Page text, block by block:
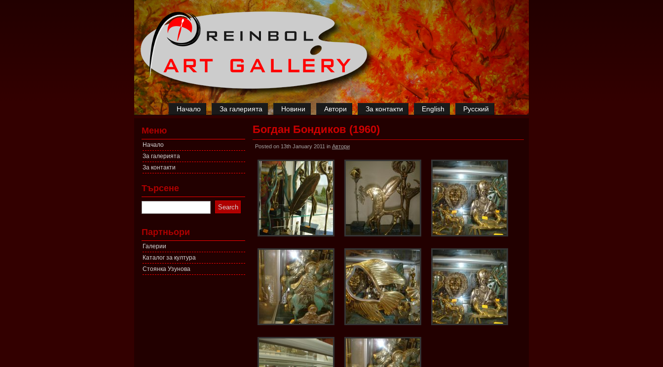
Начало За галерията Новини Автори За контакти English Русский
Меню
Начало
За галерията
За контакти
Търсене
Партньори
Галерии
Каталог за култура
Стоянка Узунова
Богдан Бондиков (1960)
Posted on 13th January 2011 in Автори